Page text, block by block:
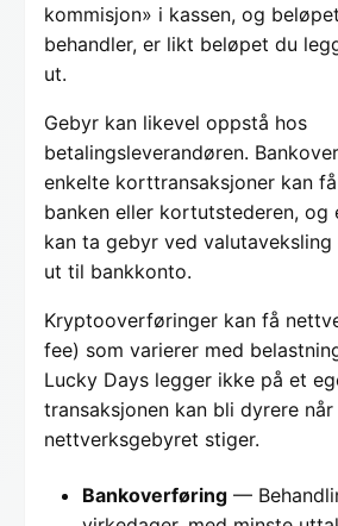
kommisjon» i kassen, og
behandler, er likt beløpet du
ut.
Gebyr kan likevel oppstå hos
betalingsleverandøren.
enkelte korttransaksjoner kan
banken eller kortutstederen, og
kan ta gebyr ved
ut til bankkonto.
Kryptooverføringer kan få
fee) som varierer med
Lucky Days legger ikke på et
transaksjonen kan bli dyrere når
nettverksgebyret stiger.
Bankoverføring —